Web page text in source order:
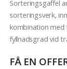
Sorteringsgaffel
sorteringsverk,
kombination
fyllnadsgrad vid
FÅ EN